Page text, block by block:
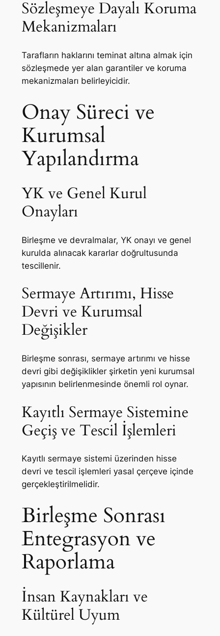
Sözleşmeye Dayalı Koruma
Mekanizmaları
Tarafların haklarını teminat altına almak için
sözleşmede yer alan garantiler ve koruma
mekanizmaları belirleyicidir.
Onay Süreci ve
Kurumsal
Yapılandırma
YK ve Genel Kurul
Onayları
Birleşme ve devralmalar, YK onayı ve genel
kurulda alınacak kararlar doğrultusunda
tescillenir.
Sermaye Artırımı, Hisse
Devri ve Kurumsal
Değişikler
Birleşme sonrası, sermaye artırımı ve hisse
devri gibi değişiklikler şirketin yeni kurumsal
yapısının belirlenmesinde önemli rol oynar.
Kayıtlı Sermaye Sistemine
Geçiş ve Tescil İşlemleri
Kayıtlı sermaye sistemi üzerinden hisse
devri ve tescil işlemleri yasal çerçeve içinde
gerçekleştirilmelidir.
Birleşme Sonrası
Entegrasyon ve
Raporlama
İnsan Kaynakları ve
Kültürel Uyum